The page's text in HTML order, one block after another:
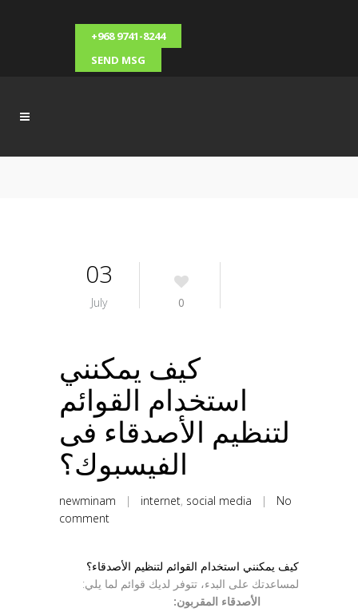
+968 9741-8244
SEND MSG
03
July 0
كيف يمكنني
استخدام القوائم
لتنظيم الأصدقاء فى
الفيسبوك؟
newminam | internet, social media | No
comment
كيف يمكنني استخدام القوائم لتنظيم الأصدقاء؟
لمساعدتك على البدء، تتوفر لديك قوائم لما يلي:
الأصدقاء المقربون: